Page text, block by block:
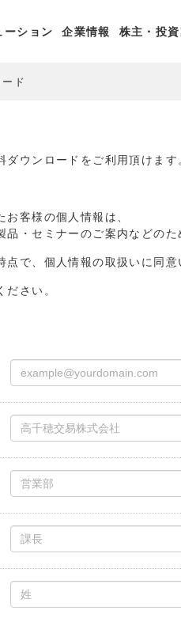
ーション 企業情報 株主・投
ド
ウンロードをご利用頂けます
客様の個人情報は、
・セミナーのご案内などの
点で、個人情報の取扱いに同
さい。